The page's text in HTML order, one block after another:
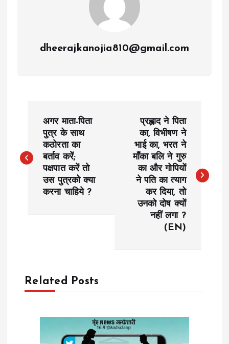
dheerajkanojia810@gmail.com
s
अगर माता-पिता
पुत्र के साथ
कठोरता का
बर्ताव करें;
पक्षपात करें तो
उस पुत्रको क्या
करना चाहिये ?
प्रह्लाद ने पिता
का, विभीषण ने
भाई का, भरत ने
माँका बलि ने गुरु
का और गोपियों
ने पति का त्याग
कर दिया, तो
उनको दोष क्यों
नहीं लगा ?
(EN)
Related Posts